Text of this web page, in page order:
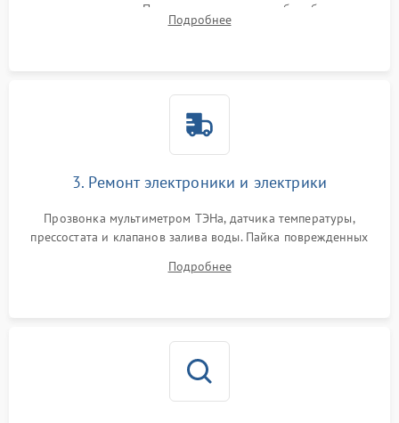
амортизаторов. Проверка подшипников барабана и
крестовины на износ, а манжеты люка на разрывы.
Подробнее
3. Ремонт электроники и электрики
Прозвонка мультиметром ТЭНа, датчика температуры,
прессостата и клапанов залива воды. Пайка поврежденных
Восстановление целостности проводки и контактов.
Подробнее